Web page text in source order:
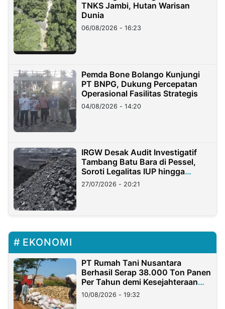
TNKS Jambi, Hutan Warisan
Dunia
06/08/2026 - 16:23
Pemda Bone Bolango Kunjungi
PT BNPG, Dukung Percepatan
Operasional Fasilitas Strategis
04/08/2026 - 14:20
IRGW Desak Audit Investigatif
Tambang Batu Bara di Pessel,
Soroti Legalitas IUP hingga
Stockpile
27/07/2026 - 20:21
EKONOMI
PT Rumah Tani Nusantara
Berhasil Serap 38.000 Ton Panen
Per Tahun demi Kesejahteraan
Petani
10/08/2026 - 19:32